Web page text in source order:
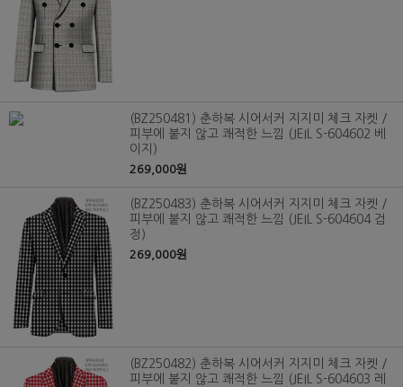
(BZ250481) 춘하복 시어서커 지지미 체크 자켓 /
피부에 붙지 않고 쾌적한 느낌 (JEIL S-604602 베
이지)
269,000원
(BZ250483) 춘하복 시어서커 지지미 체크 자켓 /
피부에 붙지 않고 쾌적한 느낌 (JEIL S-604604 검
정)
269,000원
(BZ250482) 춘하복 시어서커 지지미 체크 자켓 /
피부에 붙지 않고 쾌적한 느낌 (JEIL S-604603 레